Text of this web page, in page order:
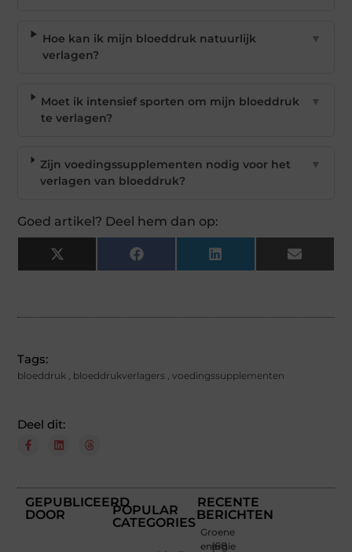
Hoe kan ik mijn bloeddruk natuurlijk
verlagen?
▼
Moet ik intensief sporten om mijn bloeddruk
te verlagen?
▼
Zijn voedingssupplementen nodig voor het
verlagen van bloeddruk?
▼
Goed artikel? Deel hem dan op:
X
(Twitter)
Facebook LinkedIn Email
Tags:
bloeddruk bloeddrukverlagers ,voedingssupplementen
Deel dit:
GEPUBLICEERD
DOOR
POPULAR
CATEGORIES
(68
RECENTE
BERICHTEN
Groene
energie